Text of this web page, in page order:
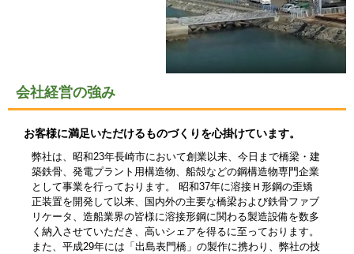
会社経営の強み
お客様に満足いただけるものづくりを心掛けています。
弊社は、昭和23年長崎市において創業以来、今日まで橋梁・建
築鉄骨、発電プラント用構造物、船殻などの鋼構造物専門企業
として事業を行っております。 昭和37年に溶接Ｈ形鋼の歪矯
正装置を開発して以来、国内外の主要な橋梁および鉄骨ファブ
リケータ、造船業界の皆様に溶接形鋼に関わる製造設備を数多
く納入させていただき、高いシェアを得るに至っております。
また、平成29年には「出島表門橋」の製作に携わり、弊社の技